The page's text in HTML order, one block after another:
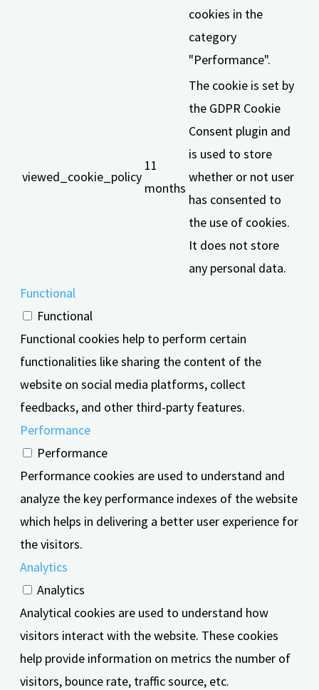
cookies in the
category
"Performance".
viewed_cookie_policy
11
months
The cookie is set by
the GDPR Cookie
Consent plugin and
is used to store
whether or not user
has consented to
the use of cookies.
It does not store
any personal data.
Functional
Functional
Functional cookies help to perform certain
functionalities like sharing the content of the
website on social media platforms, collect
feedbacks, and other third-party features.
Performance
Performance
Performance cookies are used to understand and
analyze the key performance indexes of the website
which helps in delivering a better user experience for
the visitors.
Analytics
Analytics
Analytical cookies are used to understand how
visitors interact with the website. These cookies
help provide information on metrics the number of
visitors, bounce rate, traffic source, etc.